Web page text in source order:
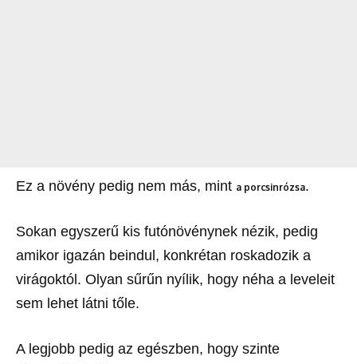
Ez a növény pedig nem más, mint a porcsinrózsa.
Sokan egyszerű kis futónövénynek nézik, pedig
amikor igazán beindul, konkrétan roskadozik a
virágoktól. Olyan sűrűn nyílik, hogy néha a leveleit
sem lehet látni tőle.
A legjobb pedig az egészben, hogy szinte